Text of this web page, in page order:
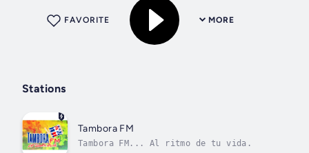
MORE
FAVORITE
Stations
Tambora FM
Tambora FM... Al ritmo de tu vida.